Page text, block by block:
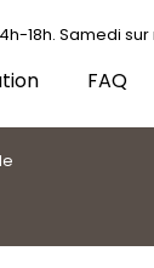
18h. Samedi
FAQ